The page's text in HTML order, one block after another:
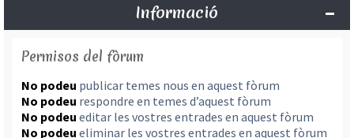
Informació
Permisos del fòrum
No podeu publicar temes nous en aquest fòrum
No podeu respondre en temes d’aquest fòrum
No podeu editar les vostres entrades en aquest fòrum
No podeu eliminar les vostres entrades en aquest fòrum